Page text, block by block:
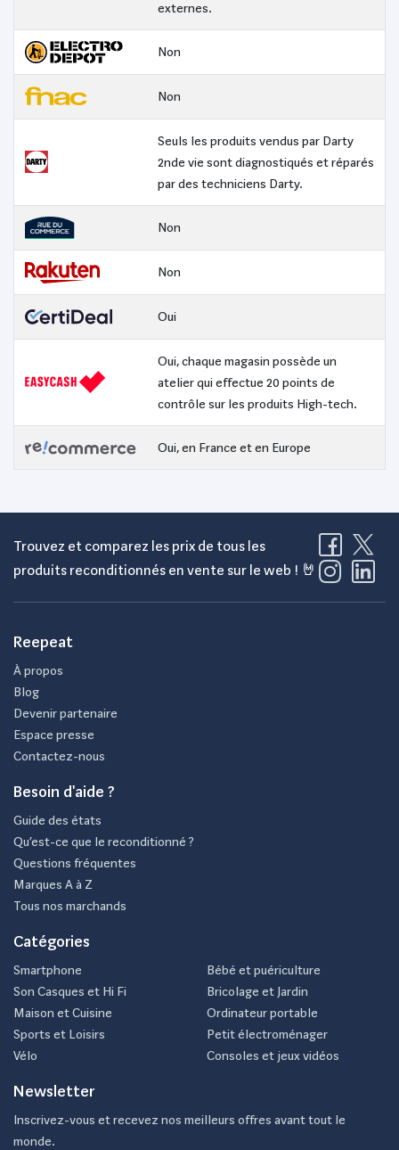
externes.
Non
Non
Seuls les produits vendus par Darty
2nde vie sont diagnostiqués et réparés
par des techniciens Darty.
Non
Non
Oui
Oui, chaque magasin possède un
atelier qui effectue 20 points de
contrôle sur les produits High-tech.
Oui, en France et en Europe
Trouvez et comparez les prix de tous les
produits reconditionnés en vente sur le web ! 🤘
Reepeat
À propos
Blog
Devenir partenaire
Espace presse
Contactez-nous
Besoin d'aide ?
Guide des états
Qu’est-ce que le reconditionné ?
Questions fréquentes
Marques A à Z
Tous nos marchands
Catégories
Smartphone
Son Casques et Hi Fi
Maison et Cuisine
Sports et Loisirs
Vélo
Bébé et puériculture
Bricolage et Jardin
Ordinateur portable
Petit électroménager
Consoles et jeux vidéos
Newsletter
Inscrivez-vous et recevez nos meilleurs offres avant tout le
monde.